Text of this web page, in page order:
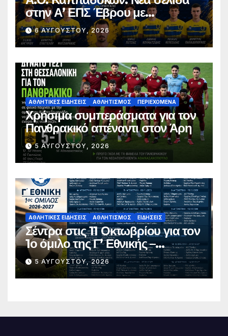
στην Α’ ΕΠΣ Έβρου με
φιλοδοξίες, σταθερότητα και
επένδυση στη νέα γενιά
6 ΑΥΓΟΎΣΤΟΥ, 2026
ΑΘΛΗΤΙΚΈΣ ΕΙΔΉΣΕΙΣ ΑΘΛΗΤΙΣΜΌΣ ΠΕΡΙΕΧΌΜΕΝΑ
Χρήσιμα συμπεράσματα για τον
Πανθρακικό απέναντι στον Άρη
5 ΑΥΓΟΎΣΤΟΥ, 2026
ΑΘΛΗΤΙΚΈΣ ΕΙΔΉΣΕΙΣ ΑΘΛΗΤΙΣΜΌΣ ΕΙΔΉΣΕΙΣ
Σέντρα στις 11 Οκτωβρίου για τον
1ο όμιλο της Γ’ Εθνικής –
Ανακοινώθηκε το πλήρες
πρόγραμμα
5 ΑΥΓΟΎΣΤΟΥ, 2026